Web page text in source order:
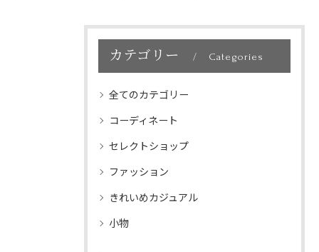
カテゴリー Categories
全てのカテゴリー
コーディネート
セレクトショップ
ファッション
きれいめカジュアル
小物